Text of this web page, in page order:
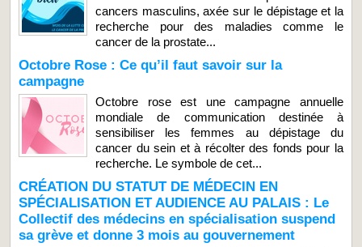
cancers masculins, axée sur le dépistage et la
recherche pour des maladies comme le
cancer de la prostate...
Octobre Rose : Ce qu’il faut savoir sur la
campagne
Octobre rose est une campagne annuelle
mondiale de communication destinée à
sensibiliser les femmes au dépistage du
cancer du sein et à récolter des fonds pour la
recherche. Le symbole de cet...
CRÉATION DU STATUT DE MÉDECIN EN
SPÉCIALISATION ET AUDIENCE AU PALAIS : Le
Collectif des médecins en spécialisation suspend
sa grève et donne 3 mois au gouvernement